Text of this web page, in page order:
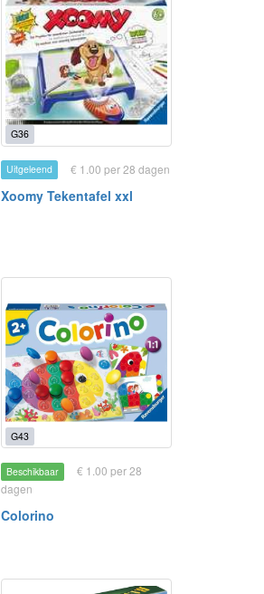
G36
Uitgeleend € 1.00 per 28 dagen
Xoomy Tekentafel xxl
G43
Beschikbaar
€ 1.00 per 28
dagen
Colorino